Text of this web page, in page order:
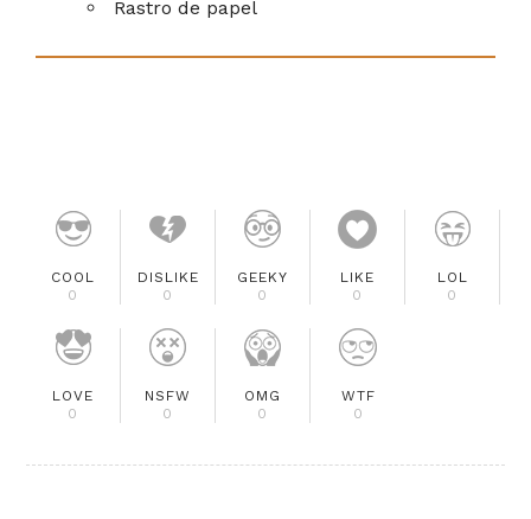
Rastro de papel
COOL
0
DISLIKE
0
GEEKY
0
LIKE
0
LOL
0
LOVE
0
NSFW
0
OMG
0
WTF
0